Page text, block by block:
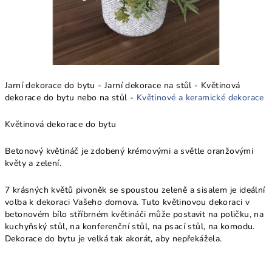
Jarní dekorace do bytu - Jarní dekorace na stůl - Květinová
dekorace do bytu nebo na stůl - Květinové a keramické dekorace
Květinová dekorace do bytu
Betonový květináč je zdobený krémovými a světle oranžovými
květy a zelení.
7 krásných květů pivoněk se spoustou zeleně a sisalem je ideální
volba k dekoraci Vašeho domova. Tuto květinovou dekoraci v
betonovém bílo stříbrném květináči může postavit na poličku, na
kuchyňský stůl, na konferenční stůl, na psací stůl, na komodu.
Dekorace do bytu je velká tak akorát, aby nepřekážela.